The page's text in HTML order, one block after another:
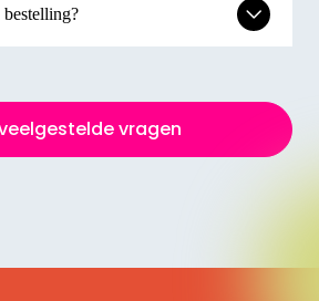
vragen